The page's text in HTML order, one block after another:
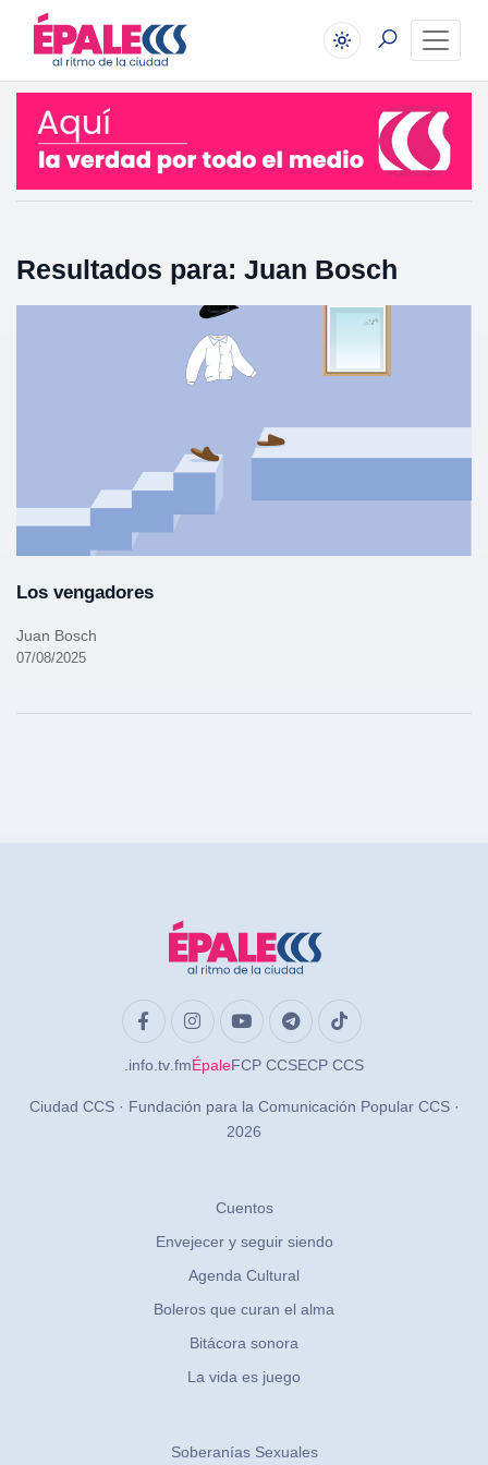
Resultados para: Juan Bosch
Los vengadores
Juan Bosch
07/08/2025
.info .tv .fmÉpaleFCP CCSECP CCS
Ciudad CCS · Fundación para la Comunicación Popular CCS ·
2026
Cuentos
Envejecer y seguir siendo
Agenda Cultural
Boleros que curan el alma
Bitácora sonora
La vida es juego
Soberanías Sexuales